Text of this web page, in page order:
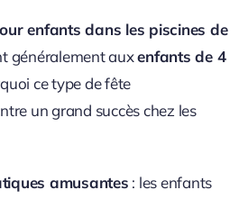
enfants dans les piscines de
généralement auxenfants de 4
ce type de fête
un grand succès chez les
amusantes : les enfants